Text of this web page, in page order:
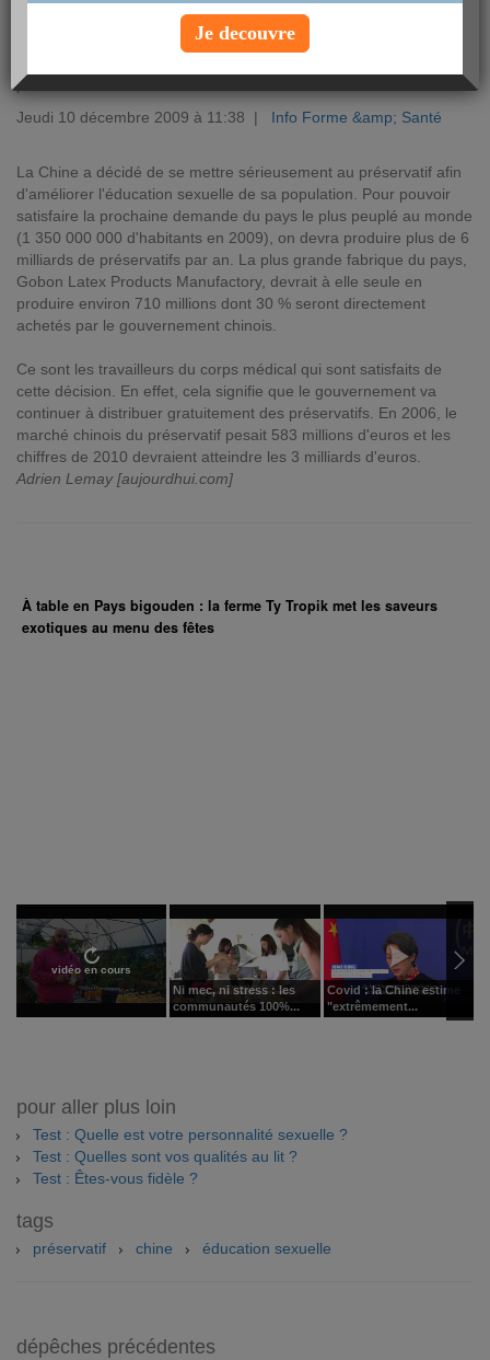
La Chine fait des efforts en terme d'éducation sexuelle. Pour cela,
production estimée à 6 milliards d'unités.
Jeudi 10 décembre 2009 à 11:38 | Info Forme &amp; Santé
La Chine a décidé de se mettre sérieusement au préservatif afin
d'améliorer l'éducation sexuelle de sa population. Pour pouvoir
satisfaire la prochaine demande du pays le plus peuplé au monde
(1 350 000 000 d'habitants en 2009), on devra produire plus de 6
milliards de préservatifs par an. La plus grande fabrique du pays,
Gobon Latex Products Manufactory, devrait à elle seule en
produire environ 710 millions dont 30 % seront directement
achetés par le gouvernement chinois.
Ce sont les travailleurs du corps médical qui sont satisfaits de
cette décision. En effet, cela signifie que le gouvernement va
continuer à distribuer gratuitement des préservatifs. En 2006, le
marché chinois du préservatif pesait 583 millions d'euros et les
chiffres de 2010 devraient atteindre les 3 milliards d'euros.
Adrien Lemay [aujourdhui.com]
À table en Pays bigouden : la ferme Ty Tropik met les saveurs
exotiques au menu des fêtes
vidéo en cours
Ni mec, ni stress : les
communautés 100%...
Covid : la Chine estime
"extrêmement...
pour aller plus loin
Test : Quelle est votre personnalité sexuelle ?
Test : Quelles sont vos qualités au lit ?
Test : Êtes-vous fidèle ?
tags
préservatif chine éducation sexuelle
dépêches précédentes
Je decouvre